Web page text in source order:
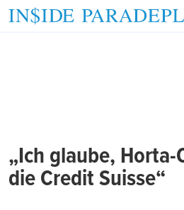
„Ich glaube,
die Credit Suisse“